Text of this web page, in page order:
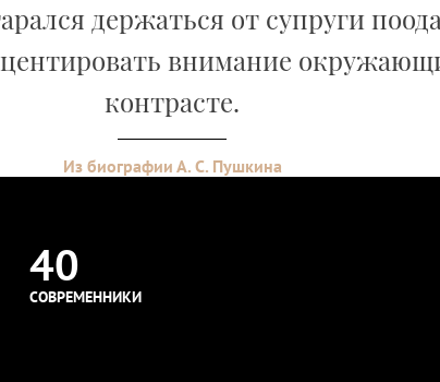
держаться от супруги
внимание
контрасте.
Из биографии А. С. Пушкина
40
СОВРЕМЕННИКИ